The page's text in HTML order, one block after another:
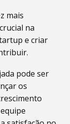
mais
na
e criar
pode ser
os